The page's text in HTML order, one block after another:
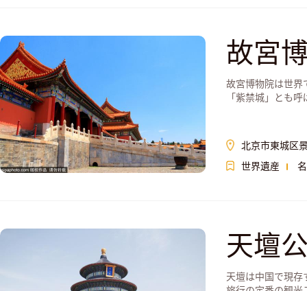
故宮
故宮博物院は世界
「紫禁城」とも
北京市東城区
世界遺産
天壇
天壇は中国で現